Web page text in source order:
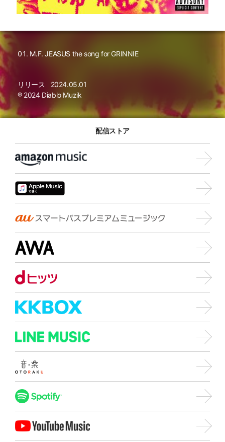
M.F. JEASUS the song for GRINNIE
リリース
2024.05.01
℗ 2024 Diablo Muzik
配信ストア